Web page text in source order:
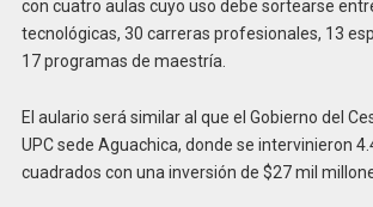
con cuatro aulas cuyo uso debe sortearse
tecnológicas, 30 carreras profesionales, 13
17 programas de maestría.
El aulario será similar al que el Gobierno del
UPC sede Aguachica, donde se intervinieron
cuadrados con una inversión de $27 mil